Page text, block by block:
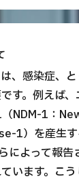
、感染症、
す。例えば、
NDM-1：
）を産生す
よって報告
います。こう